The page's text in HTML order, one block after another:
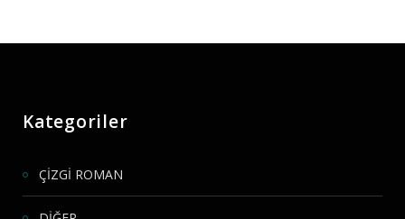
Kategoriler
ÇİZGİ ROMAN